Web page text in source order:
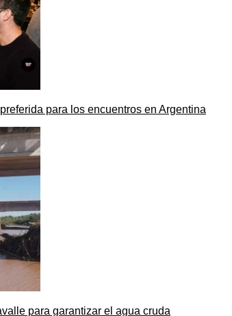
para los encuentros en Argentina
para garantizar el agua cruda